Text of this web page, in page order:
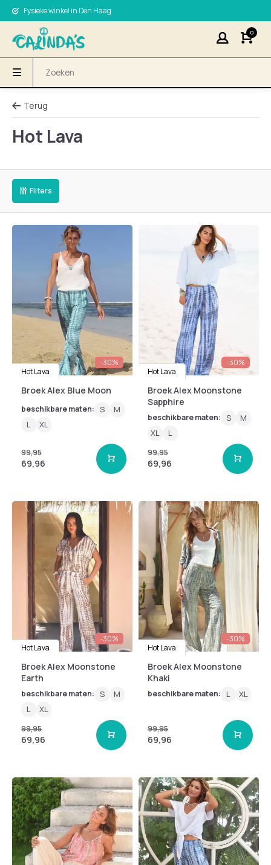
Fysieke winkel in Den Haag
0
Terug
Hot Lava
Filters
-30%
Hot Lava
Broek Alex Blue Moon
beschikbare maten: S
M
L
XL
99,95
69,96
-30%
Hot Lava
Broek Alex Moonstone
Sapphire
beschikbare maten: S
M
XL
L
99,95
69,96
-30%
Hot Lava
Broek Alex Moonstone
Earth
beschikbare maten: S
M
L
XL
99,95
69,96
-30%
Hot Lava
Broek Alex Moonstone
Khaki
beschikbare maten: L XL
99,95
69,96